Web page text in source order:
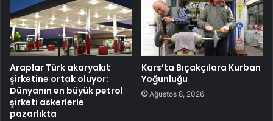
Araplar Türk akaryakıt
şirketine ortak oluyor:
Dünyanın en büyük petrol
şirketi askerlerle
pazarlıkta
Kars’ta Bıçakçılara Kurban
Yoğunluğu
Ağustos 8, 2026